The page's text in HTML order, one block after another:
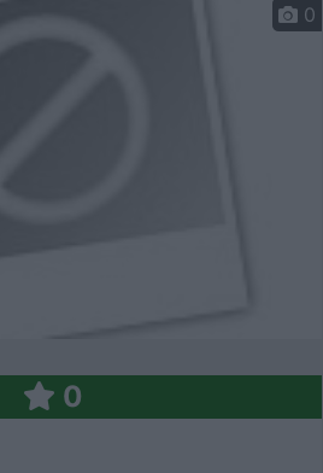
0
0